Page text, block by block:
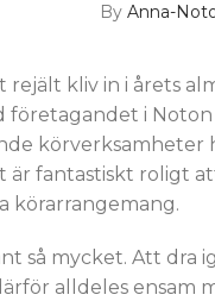
By Anna-
kliv in i årets
företagandet i
är fantastiskt roligt
körarrangemang.
så mycket. Att dra
alldeles ensam